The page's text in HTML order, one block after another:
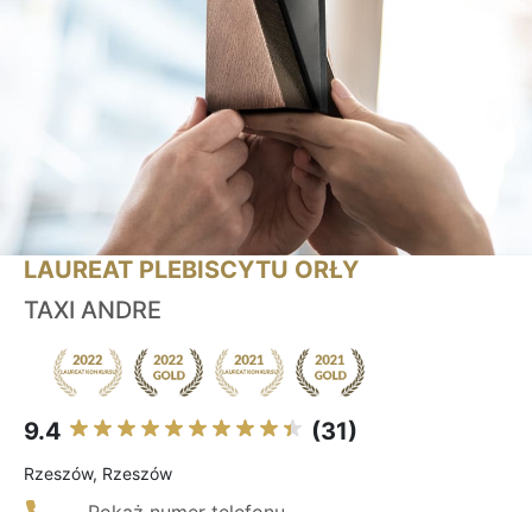
LAUREAT PLEBISCYTU ORŁY
TAXI ANDRE
9.4 (31)
Rzeszów, Rzeszów